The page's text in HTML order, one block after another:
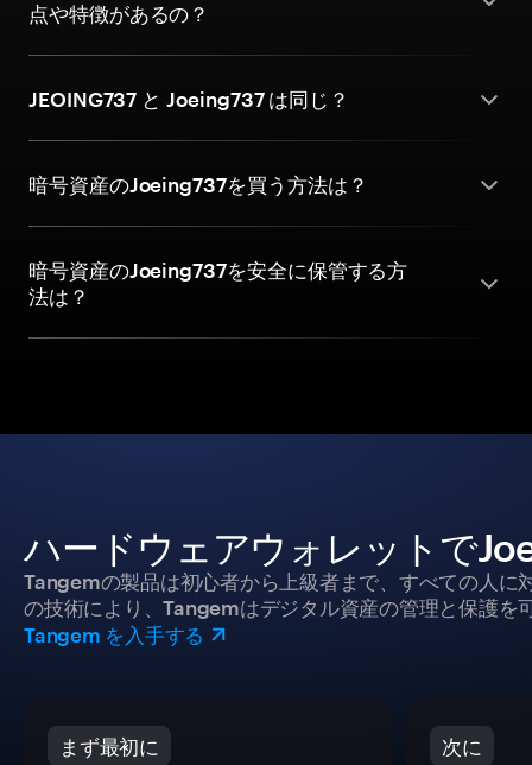
点や特徴があるの？
JEOING737 と Joeing737 は同じ？
暗号資産のJoeing737を買う方法は？
暗号資産のJoeing737を安全に保管する方
法は？
ハードウェアウォレットで
Tangemの製品は初心者から上級者まで、すべての人に
の技術により、Tangemはデジタル資産の管理と保護を
Tangem を入手する
まず最初に 次に